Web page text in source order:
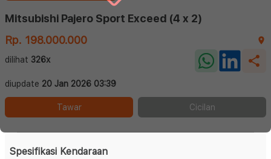
Mitsubishi Pajero Sport Exceed (4 x 2)
Rp. 198.000.000
dilihat 326x
diupdate 20 Jan 2026 03:39
Tawar Cicilan
Spesifikasi Kendaraan